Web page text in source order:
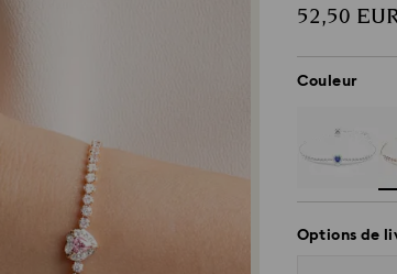
52,50
Couleur
Options de